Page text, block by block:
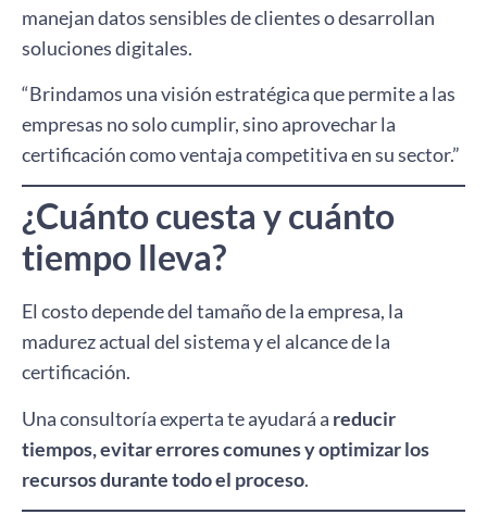
manejan datos sensibles de clientes o desarrollan
soluciones digitales.
“Brindamos una visión estratégica que permite a las
empresas no solo cumplir, sino aprovechar la
certificación como ventaja competitiva en su sector.”
¿Cuánto cuesta y cuánto
tiempo lleva?
El costo depende del tamaño de la empresa, la
madurez actual del sistema y el alcance de la
certificación.
Una consultoría experta te ayudará a reducir
tiempos, evitar errores comunes y optimizar los
recursos durante todo el proceso.